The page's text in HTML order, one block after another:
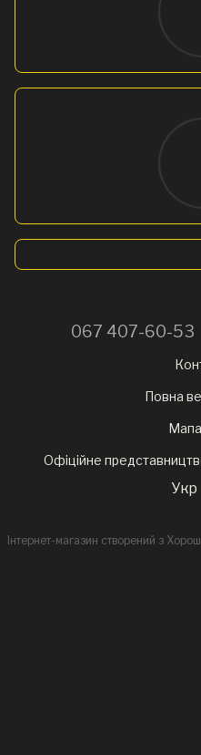
067 407-60-53
Повна
Офіційне
Укр
Інтернет-магазин створений з